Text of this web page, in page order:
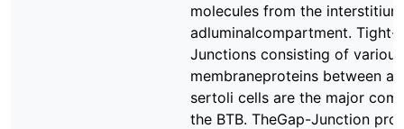
molecules from the
adluminalcompartment. Tight-
Junctions consisting of
membraneproteins between
sertoli cells are the major
the BTB. TheGap-Junction